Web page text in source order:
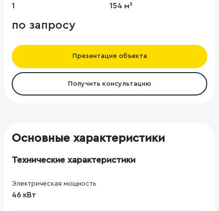
1 154 м²
по запросу
Презентация объекта
Получить консультацию
Основные характеристики
Технические характеристики
Электрическая мощность
46 кВт